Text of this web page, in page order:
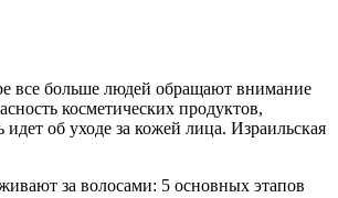
все больше людей обращают внимание
косметических продуктов,
идет об уходе за кожей лица. Израильская